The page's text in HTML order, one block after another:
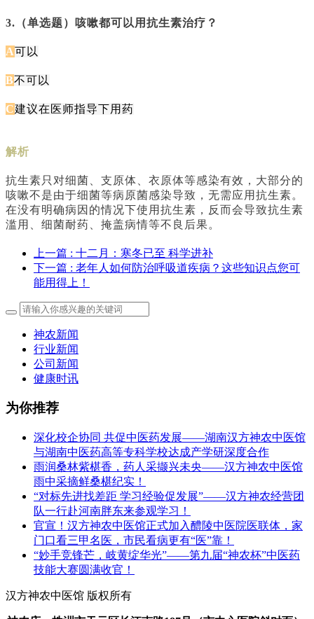
3.（单选题）咳嗽都可以用抗生素治疗？
A可以
B不可以
C建议在医师指导下用药
解析
抗生素只对细菌、支原体、衣原体等感染有效，大部分的
咳嗽不是由于细菌等病原菌感染导致，无需应用抗生素。
在没有明确病因的情况下使用抗生素，反而会导致抗生素
滥用、细菌耐药、掩盖病情等不良后果。
上一篇 : 十二月：寒冬已至 科学进补
下一篇 : 老年人如何防治呼吸道疾病？这些知识点您可
能用得上！
神农新闻
行业新闻
公司新闻
健康时讯
为你推荐
深化校企协同 共促中医药发展——湖南汉方神农中医馆
与湖南中医药高等专科学校达成产学研深度合作
雨润桑林紫椹香，药人采撷兴未央——汉方神农中医馆
雨中采摘鲜桑椹纪实！
“对标先进找差距 学习经验促发展”——汉方神农经营团
队一行赴河南胖东来参观学习！
官宣！汉方神农中医馆正式加入醴陵中医院医联体，家
门口看三甲名医，市民看病更有“医”靠！
“妙手竞锋芒，岐黄绽华光”——第九届“神农杯”中医药
技能大赛圆满收官！
汉方神农中医馆 版权所有